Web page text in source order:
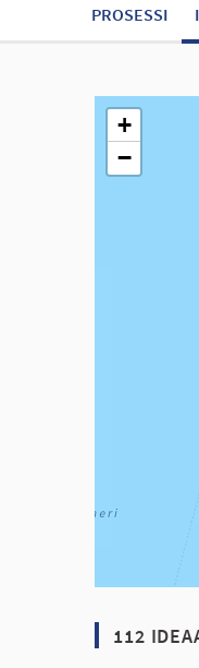
PROSESSI
+
−
112